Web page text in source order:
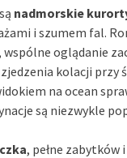
nadmorskie
i szumem fal.
oglądanie
kolacji przy
na ocean
są niezwykle
, pełne zabytków